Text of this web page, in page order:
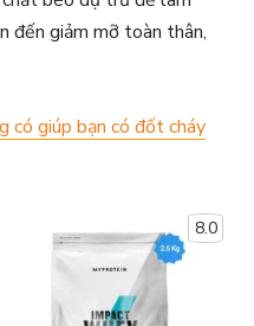
đến giảm mỡ toàn thân,
có giúp bạn có đốt cháy
8.0